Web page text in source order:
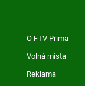
O FTV Prima
Volná místa
Reklama